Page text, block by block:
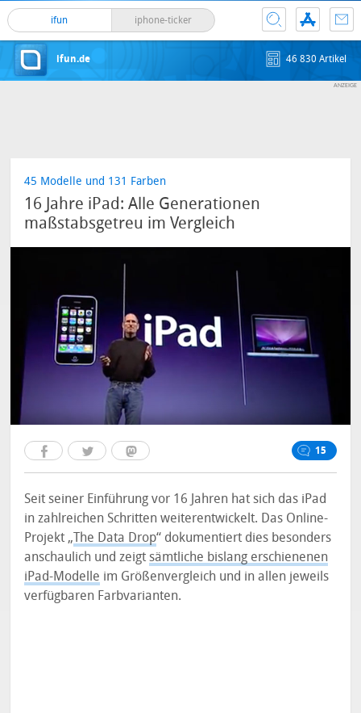
ifun iphone-ticker
ifun.de 46 830 Artikel
45 Modelle und 131 Farben
16 Jahre iPad: Alle Generationen
maßstabsgetreu im Vergleich
15
Seit seiner Einführung vor 16 Jahren hat sich das iPad
in zahlreichen Schritten weiterentwickelt. Das Online-
Projekt „The Data Drop“ dokumentiert dies besonders
anschaulich und zeigtsämtliche bislang erschienenen
iPad-Modelle im Größenvergleich und in allen jeweils
verfügbaren Farbvarianten.